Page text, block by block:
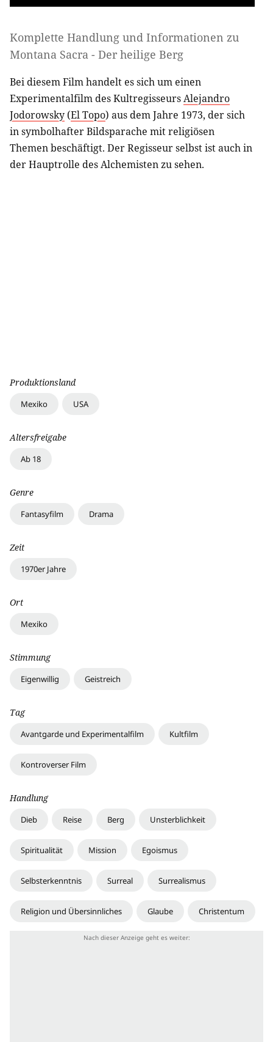
Komplette Handlung und Informationen zu
Montana Sacra - Der heilige Berg
Bei diesem Film handelt es sich um einen
Experimentalfilm des KultregisseursAlejandro
Jodorowsky (El Topo) aus dem Jahre 1973, der sich
in symbolhafter Bildsparache mit religiösen
Themen beschäftigt. Der Regisseur selbst ist auch in
der Hauptrolle des Alchemisten zu sehen.
Produktionsland
Mexiko USA
Altersfreigabe
Ab 18
Genre
Fantasyfilm Drama
Zeit
1970er Jahre
Ort
Mexiko
Stimmung
Eigenwillig Geistreich
Tag
Avantgarde und Experimentalfilm Kultfilm
Kontroverser Film
Handlung
Dieb Reise Berg Unsterblichkeit
Spiritualität Mission Egoismus
Selbsterkenntnis Surreal Surrealismus
Religion und Übersinnliches Glaube Christentum